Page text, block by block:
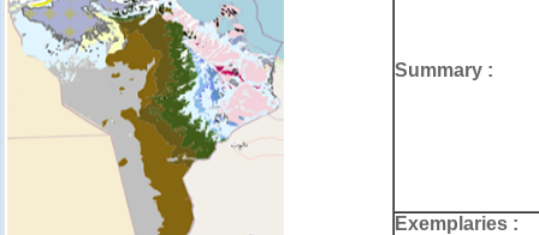
Summary :
Exemplaries :